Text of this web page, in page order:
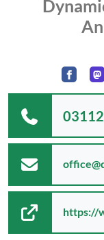
https://